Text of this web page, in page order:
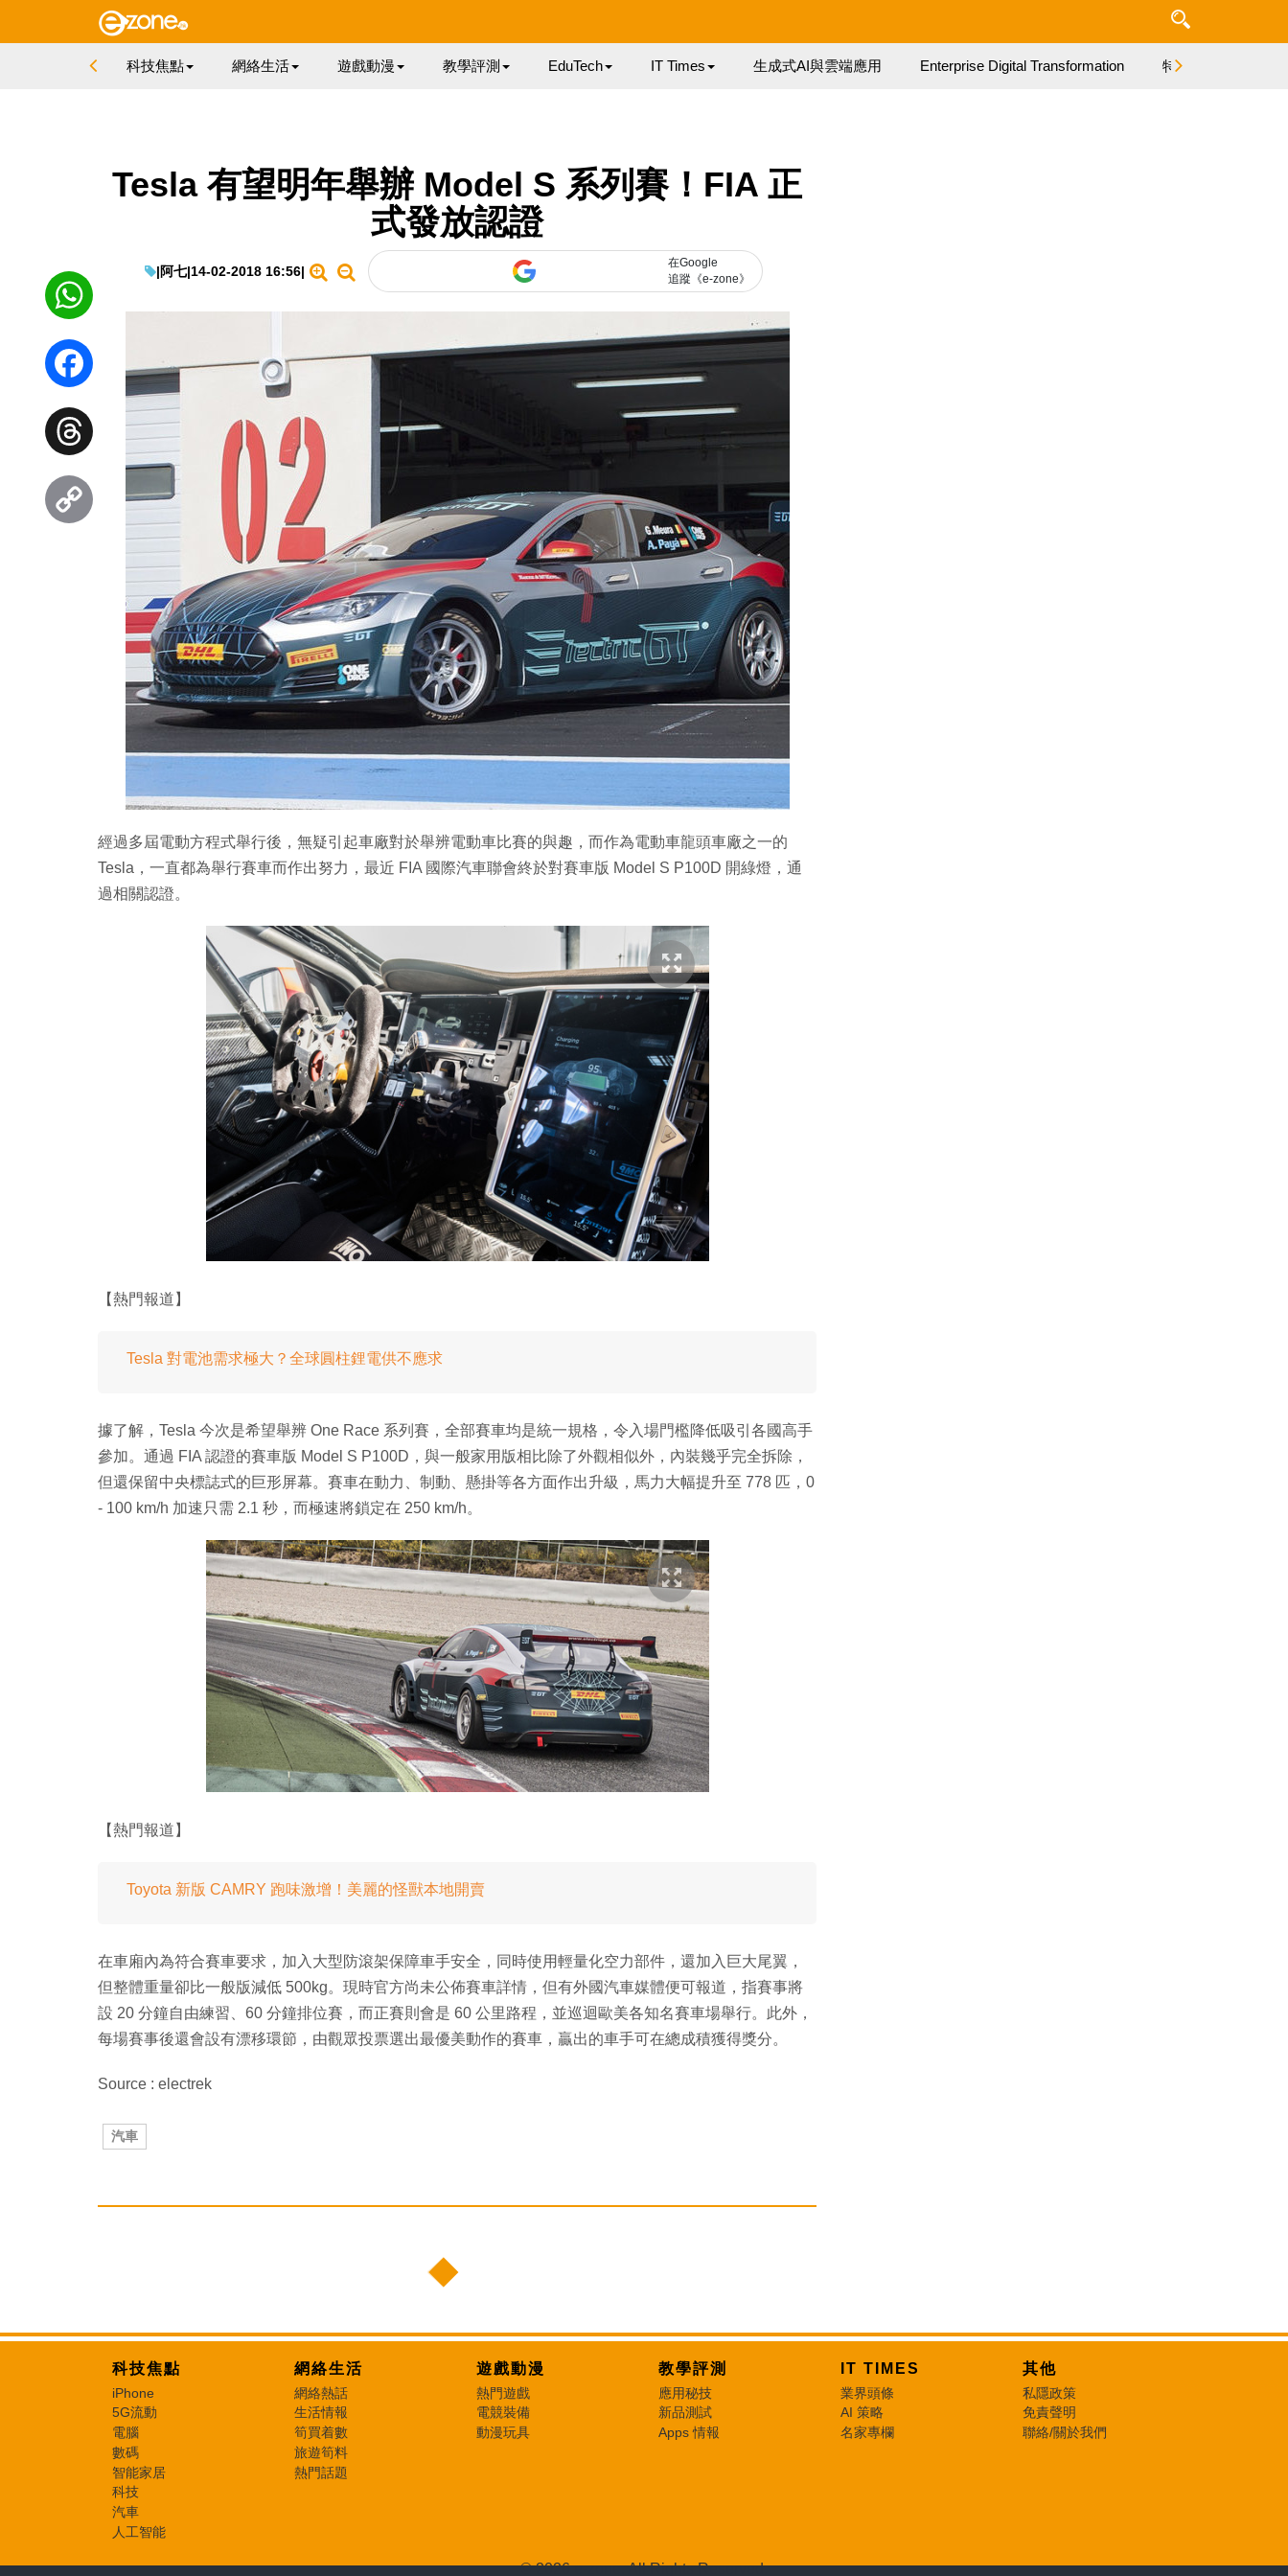
科技焦點 網絡生活 遊戲動漫 教學評測 EduTech IT Times 生成式AI與雲端應用 Enterprise Digital Transformation 特集
Tesla 有望明年舉辦 Model S 系列賽！FIA 正
式發放認證
|阿七|14-02-2018 16:56|
在Google
追蹤《e-zone》
經過多屆電動方程式舉行後，無疑引起車廠對於舉辨電動車比賽的與趣，而作為電動車龍頭車廠之一的
Tesla，一直都為舉行賽車而作出努力，最近 FIA 國際汽車聯會終於對賽車版 Model S P100D 開綠燈，通
過相關認證。
【熱門報道】
Tesla 對電池需求極大？全球圓柱鋰電供不應求
據了解，Tesla 今次是希望舉辨 One Race 系列賽，全部賽車均是統一規格，令入場門檻降低吸引各國高手
參加。通過 FIA 認證的賽車版 Model S P100D，與一般家用版相比除了外觀相似外，內裝幾乎完全拆除，
但還保留中央標誌式的巨形屏幕。賽車在動力、制動、懸掛等各方面作出升級，馬力大幅提升至 778 匹，0
- 100 km/h 加速只需 2.1 秒，而極速將鎖定在 250 km/h。
【熱門報道】
Toyota 新版 CAMRY 跑味激增！美麗的怪獸本地開賣
在車廂內為符合賽車要求，加入大型防滾架保障車手安全，同時使用輕量化空力部件，還加入巨大尾翼，
但整體重量卻比一般版減低 500kg。現時官方尚未公佈賽車詳情，但有外國汽車媒體便可報道，指賽事將
設 20 分鐘自由練習、60 分鐘排位賽，而正賽則會是 60 公里路程，並巡迴歐美各知名賽車場舉行。此外，
每場賽事後還會設有漂移環節，由觀眾投票選出最優美動作的賽車，贏出的車手可在總成積獲得獎分。
Source : electrek
汽車
WhatsApp
Facebook
Threads
科技焦點
iPhone
5G流動
電腦
數碼
智能家居
科技
汽車
人工智能
網絡生活
網絡熱話
生活情報
筍買着數
旅遊筍料
熱門話題
遊戲動漫
熱門遊戲
電競裝備
動漫玩具
教學評測
應用秘技
新品測試
Apps 情報
IT TIMES
業界頭條
AI 策略
名家專欄
其他
私隱政策
免責聲明
聯絡/關於我們
© 2026 e-zone. All Rights Reserved.